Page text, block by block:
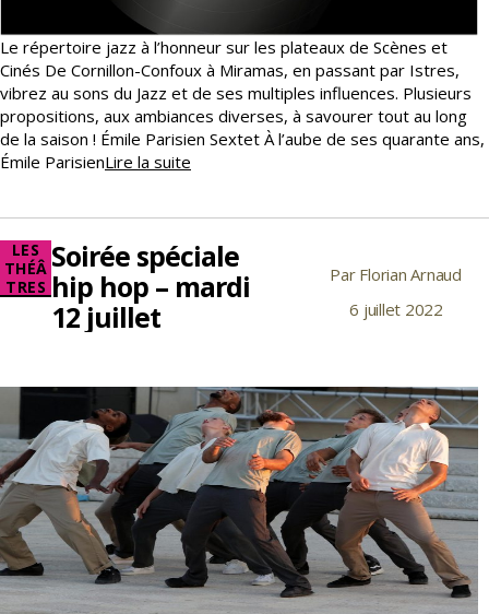
Le répertoire jazz à l’honneur sur les plateaux de Scènes et
Cinés De Cornillon-Confoux à Miramas, en passant par Istres,
vibrez au sons du Jazz et de ses multiples influences. Plusieurs
propositions, aux ambiances diverses, à savourer tout au long
de la saison ! Émile Parisien Sextet À l’aube de ses quarante ans,
Émile ParisienLire la suite
Catégories
LES
THÉÂ
TRES
Soirée spéciale
hip hop – mardi
12 juillet
Auteur
l’article
Par Florian Arnaud
Date6 juillet 2022